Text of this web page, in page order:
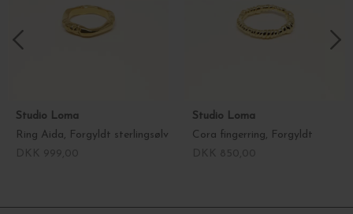
Studio Loma
Ring Aida, Forgyldt sterlingsølv
Studio Loma
Cora fingerring, Forgyldt